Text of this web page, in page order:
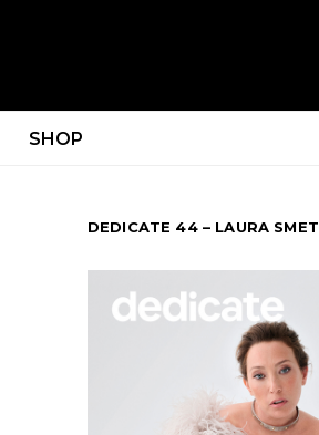
SHOP
DEDICATE 44 – LAURA SMET